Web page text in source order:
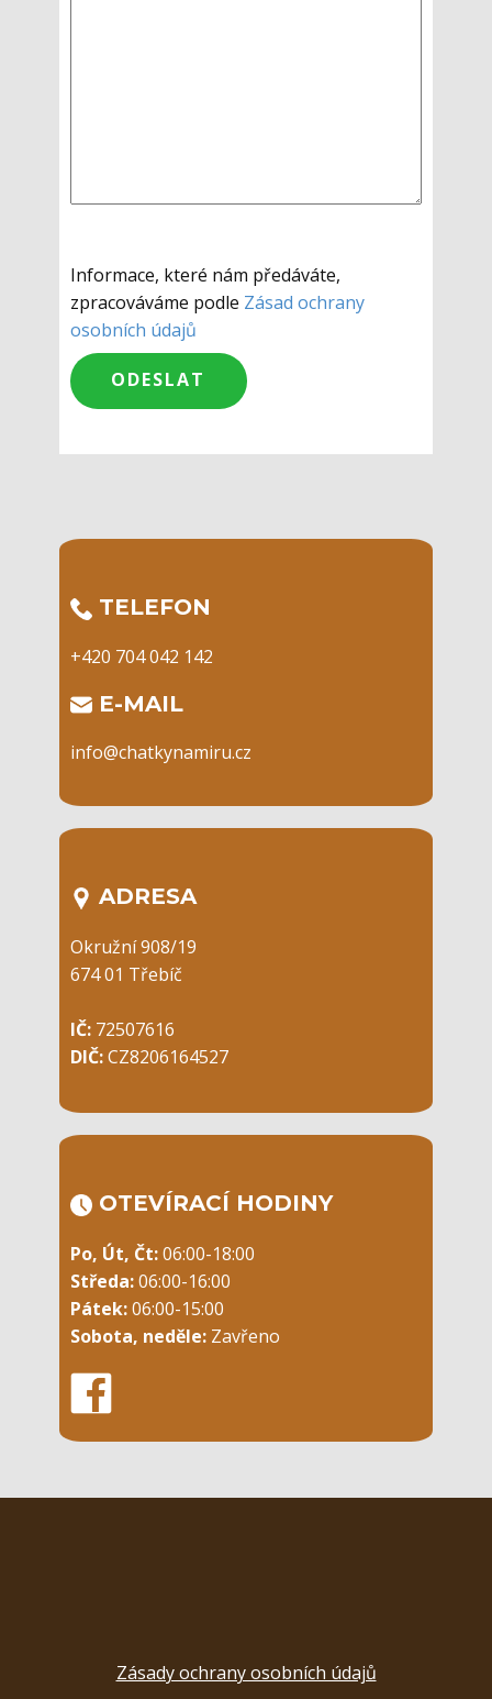
Informace, které nám předáváte,
zpracováváme podle Zásad ochrany
osobních údajů
​TELEFON
+420 704 042 142
​E-MAIL
info@chatkynamiru.cz
ADRESA
Okružní 908/19
674 01 Třebíč
IČ: 72507616
DIČ:CZ8206164527
OTEVÍRACÍ ​HODINY
Po, Út, Čt:06:00-18:00
Středa:06:00-16:00
Pátek:06:00-15:00
Sobota, neděle: Zavřeno
Zásady ochrany osobních údajů